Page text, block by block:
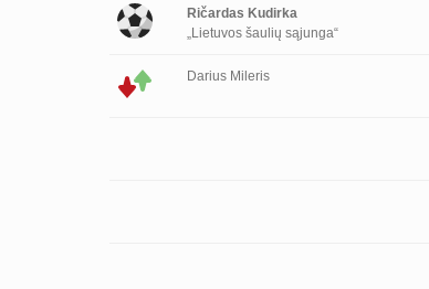
Ričardas Kudirka
„Lietuvos šaulių sąjunga“
Darius Mileris